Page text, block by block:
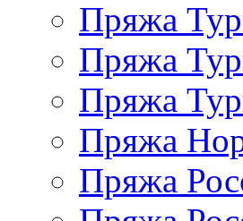
Пряжа
Пряжа
Пряжа
Пряжа
Пряжа